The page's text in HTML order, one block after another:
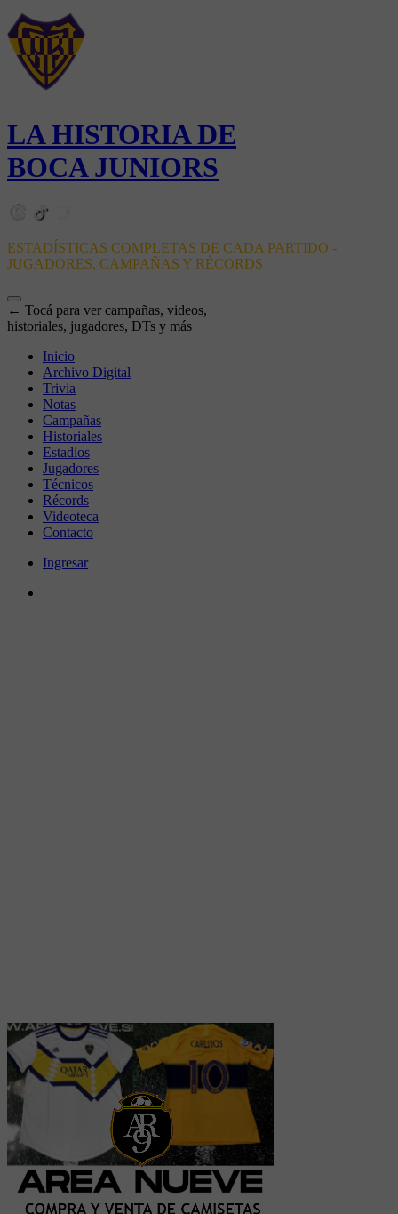
LA HISTORIA DE
BOCA JUNIORS
ESTADÍSTICAS COMPLETAS DE CADA PARTIDO -
JUGADORES, CAMPAÑAS Y RÉCORDS
← Tocá para ver campañas, videos,
historiales, jugadores, DTs y más
Inicio
Archivo Digital
Trivia
Notas
Campañas
Historiales
Estadios
Jugadores
Técnicos
Récords
Videoteca
Contacto
Ingresar